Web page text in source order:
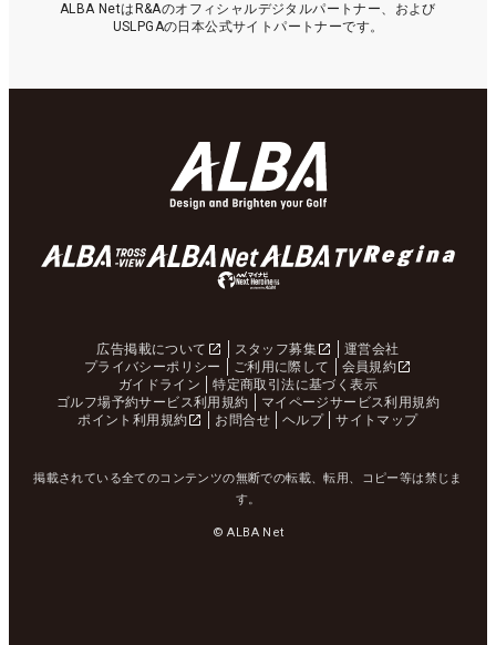
ALBA NetはR&Aのオフィシャルデジタルパートナー、および
USLPGAの日本公式サイトパートナーです。
広告掲載について スタッフ募集
運営会社
プライバシーポリシー
ご利用に際して
会員規約
ガイドライン
特定商取引法に基づく表示
ゴルフ場予約サービス利用規約
マイページサービス利用規約
ポイント利用規約
お問合せ ヘルプ サイトマップ
掲載されている全てのコンテンツの無断での転載、転用、コピー等は禁じま
す。
© ALBA Net